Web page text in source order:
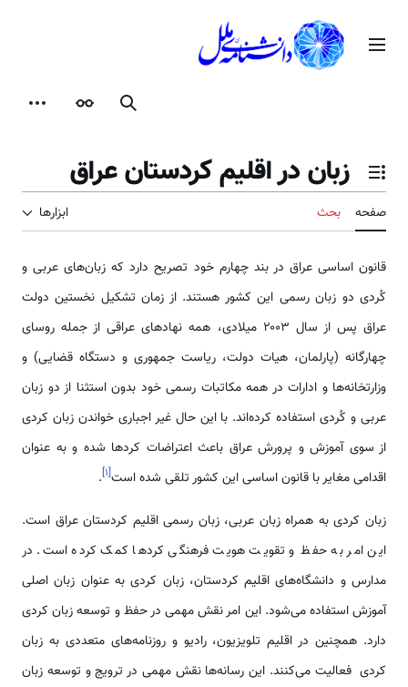
محتوامنوی اصلی
جستجوظاهر
تغییر وضعیت فهرست محتویات
زبان در اقلیم کردستان عراق
صفحه بحث ابزارها
قانون اساسی عراق در بند چهارم خود تصریح دارد که زبان‌های عربی و
کُردی دو زبان رسمی این کشور هستند. از زمان تشکیل نخستین دولت
عراق پس از سال ۲۰۰۳ میلادی، همه نهادهای عراقی از جمله روسای
چهارگانه (پارلمان، هیات دولت، ریاست جمهوری و دستگاه قضایی) و
وزارتخانه‌ها و ادارات در همه مکاتبات رسمی خود بدون استثنا از دو زبان
عربی و کُردی استفاده کرده‌اند. با این حال غیر اجباری خواندن زبان کردی
از سوی آموزش و پرورش عراق باعث اعتراضات کردها شده و به عنوان
اقدامی مغایر با قانون اساسی این کشور تلقی شده است[۱]
.
زبان کردی به همراه زبان عربی، زبان رسمی اقلیم کردستان عراق است.
این امر به حفظ و تقویت هویت فرهنگی کردها کمک کرده است. در
مدارس و دانشگاه‌های اقلیم کردستان، زبان کردی به عنوان زبان اصلی
آموزش استفاده می‌شود. این امر نقش مهمی در حفظ و توسعه زبان کردی
دارد. همچنین در اقلیم تلویزیون، رادیو و روزنامه‌های متعددی به زبان
کردی فعالیت می‌کنند. این رسانه‌ها نقش مهمی در ترویج و توسعه زبان